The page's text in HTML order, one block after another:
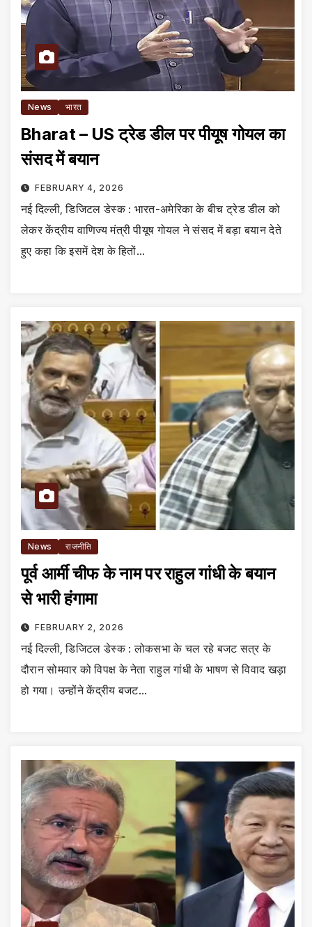
News भारत
Bharat – US ट्रेड डील पर पीयूष गोयल का
संसद में बयान
FEBRUARY 4, 2026
नई दिल्ली, डिजिटल डेस्क : भारत-अमेरिका के बीच ट्रेड डील को
लेकर केंद्रीय वाणिज्य मंत्री पीयूष गोयल ने संसद में बड़ा बयान देते
हुए कहा कि इसमें देश के हितों…
News राजनीति
पूर्व आर्मी चीफ के नाम पर राहुल गांधी के बयान
से भारी हंगामा
FEBRUARY 2, 2026
नई दिल्ली, डिजिटल डेस्क : लोकसभा के चल रहे बजट सत्र के
दौरान सोमवार को विपक्ष के नेता राहुल गांधी के भाषण से विवाद खड़ा
हो गया। उन्होंने केंद्रीय बजट…